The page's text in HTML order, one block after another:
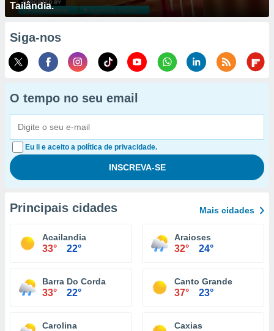
Tailândia.
Siga-nos
O tempo no seu email
Eu li e aceito a política de privacidade.
Principais cidades Mais cidades
Acailandia
33° 22°
Araioses
32° 24°
Barra Do Corda
33° 22°
Canto Grande
37° 23°
Carolina Caxias